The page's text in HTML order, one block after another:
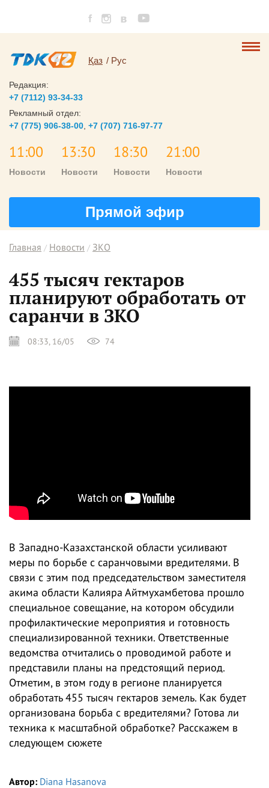
Қаз Рус
Редакция:
+7 (7112) 93-34-33
Рекламный отдел:
+7 (775) 906-38-00 +7 (707) 716-97-77
11:00
Новости
13:30
Новости
18:30
Новости
21:00
Новости
Прямой эфир
Главная Новости ЗКО
455 тысяч гектаров
планируют обработать от
саранчи в ЗКО
08:33, 16/05 74
В Западно-Казахстанской области усиливают
меры по борьбе с саранчовыми вредителями. В
связи с этим под председательством заместителя
акима области Калияра Айтмухамбетова прошло
специальное совещание, на котором обсудили
профилактические мероприятия и готовность
специализированной техники. Ответственные
ведомства отчитались о проводимой работе и
представили планы на предстоящий период.
Отметим, в этом году в регионе планируется
обработать 455 тысяч гектаров земель. Как будет
организована борьба с вредителями? Готова ли
техника к масштабной обработке? Расскажем в
следующем сюжете
Автор: Diana Hasanova